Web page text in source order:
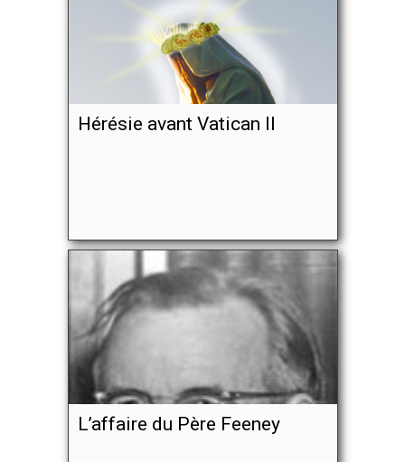
Hérésie avant Vatican II
L’affaire du Père Feeney